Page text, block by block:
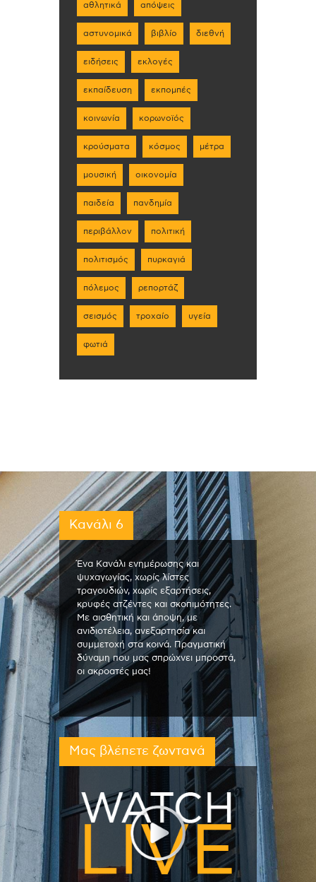
αθλητικά απόψεις
αστυνομικά βιβλίο διεθνή
ειδήσεις εκλογές
εκπαίδευση εκπομπές
κοινωνία κορωνοϊός
κρούσματα κόσμος μέτρα
μουσική οικονομία
παιδεία πανδημία
περιβάλλον πολιτική
πολιτισμός πυρκαγιά
πόλεμος ρεπορτάζ
σεισμός τροχαίο υγεία
φωτιά
Κανάλι 6
Ένα Κανάλι ενημέρωσης και
ψυχαγωγίας, χωρίς λίστες
τραγουδιών, χωρίς εξαρτήσεις,
κρυφές ατζέντες και σκοπιμότητες.
Με αισθητική και άποψη, με
ανιδιοτέλεια, ανεξαρτησία και
συμμετοχή στα κοινά. Πραγματική
δύναμη που μας σπρώχνει μπροστά,
οι ακροατές μας!
Μας βλέπετε ζωντανά